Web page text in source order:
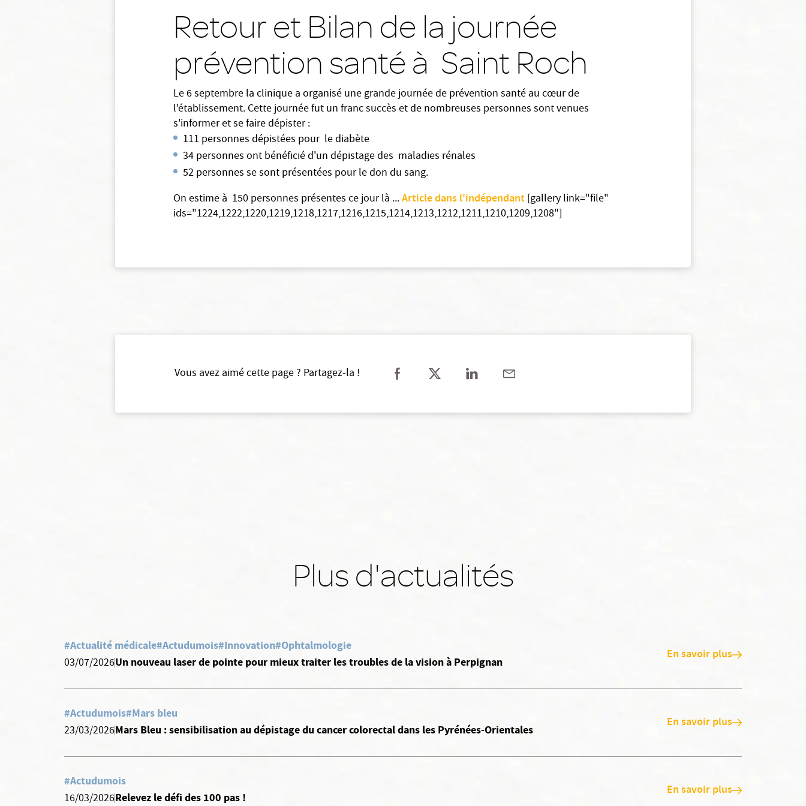
Retour et Bilan de la journée
prévention santé à Saint Roch
Le 6 septembre la clinique a organisé une grande journée de prévention santé au cœur de
l'établissement. Cette journée fut un franc succès et de nombreuses personnes sont venues
s'informer et se faire dépister :
111 personnes dépistées pour le diabète
34 personnes ont bénéficié d'un dépistage des maladies rénales
52 personnes se sont présentées pour le don du sang.
On estime à 150 personnes présentes ce jour là ...Article dans l'indépendant[gallery link="file"
ids="1224,1222,1220,1219,1218,1217,1216,1215,1214,1213,1212,1211,1210,1209,1208"]
Vous avez aimé cette page ? Partagez-la !
Plus d'actualités
#Actualité médicale#Actudumois#Innovation#Ophtalmologie
03/07/2026Un nouveau laser de pointe pour mieux traiter les troubles de la vision à Perpignan En savoir plus
#Actudumois#Mars bleu
23/03/2026Mars Bleu : sensibilisation au dépistage du cancer colorectal dans les Pyrénées-Orientales En savoir plus
#Actudumois
16/03/2026Relevez le défi des 100 pas ! En savoir plus